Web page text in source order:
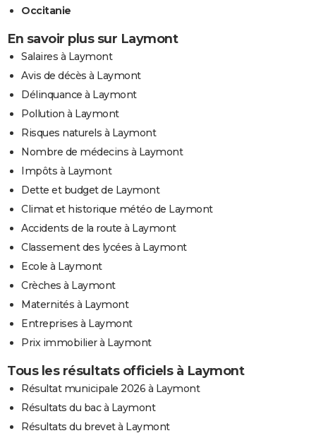
Occitanie
En savoir plus sur Laymont
Salaires à Laymont
Avis de décès à Laymont
Délinquance à Laymont
Pollution à Laymont
Risques naturels à Laymont
Nombre de médecins à Laymont
Impôts à Laymont
Dette et budget de Laymont
Climat et historique météo de Laymont
Accidents de la route à Laymont
Classement des lycées à Laymont
Ecole à Laymont
Crèches à Laymont
Maternités à Laymont
Entreprises à Laymont
Prix immobilier à Laymont
Tous les résultats officiels à Laymont
Résultat municipale 2026 à Laymont
Résultats du bac à Laymont
Résultats du brevet à Laymont